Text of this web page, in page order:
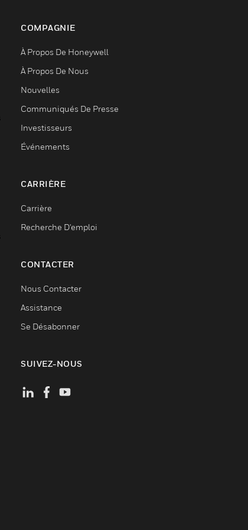
COMPAGNIE
À Propos De Honeywell
À Propos De Nous
Nouvelles
Communiqués De Presse
Investisseurs
Événements
CARRIÈRE
Carrière
Recherche D'emploi
CONTACTER
Nous Contacter
Assistance
Se Désabonner
SUIVEZ-NOUS